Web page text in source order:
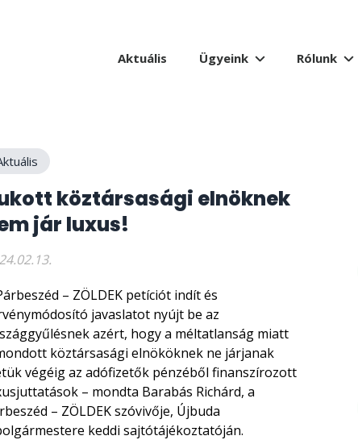
Aktuális Ügyeink Rólunk
köztársasági elnöknek
jár luxus!
– ZÖLDEK petíciót indít és
javaslatot nyújt be az
azért, hogy a méltatlanság miatt
köztársasági elnököknek ne járjanak
végéig az adófizetők pénzéből finanszírozott
– mondta Barabás Richárd, a
– ZÖLDEK szóvivője, Újbuda
keddi sajtótájékoztatóján.